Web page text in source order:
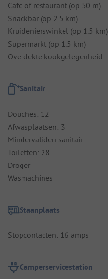
Cafe of restaurant (op 50 m)
Snackbar (op 2.5 km)
Kruidenierswinkel (op 1.5 km)
Supermarkt (op 1.5 km)
Overdekte kookgelegenheid
Sanitair
Douches: 12
Afwasplaatsen: 3
Mindervaliden sanitair
Toiletten: 28
Droger
Wasmachines
Staanplaats
Stopcontacten: 16 amps
Camperservicestation